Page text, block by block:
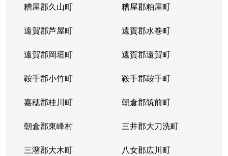
糟屋郡久山町 糟屋郡粕屋町
遠賀郡芦屋町 遠賀郡水巻町
遠賀郡岡垣町 遠賀郡遠賀町
鞍手郡小竹町 鞍手郡鞍手町
嘉穂郡桂川町 朝倉郡筑前町
朝倉郡東峰村 三井郡大刀洗町
三潴郡大木町 八女郡広川町